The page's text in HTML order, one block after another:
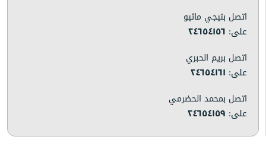
اتصل بتيجي ماثيو
على: ٢٤٦٥٤١٥٦
اتصل بريم الحبري
على: ٢٤٦٥٤١٦١
اتصل بمحمد الحضرمي
على: ٢٤٦٥٤١٥٩